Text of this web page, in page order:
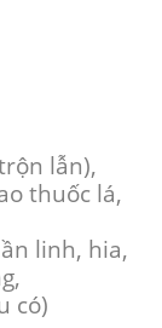
lẫn),
thuốc lá,
linh, hia,
có)